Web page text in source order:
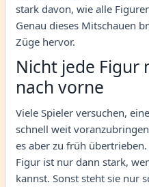
stark davon, wie alle
Genau dieses Mitschauen
Züge hervor.
Nicht jede Figur
nach vorne
Viele Spieler versuchen,
schnell weit
es aber zu früh
Figur ist nur dann stark,
kannst. Sonst steht sie nur